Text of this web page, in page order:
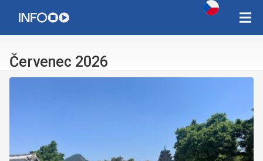
Červenec 2026
Copyright Západočeská univerzita v Plzni 2015 - 2026,